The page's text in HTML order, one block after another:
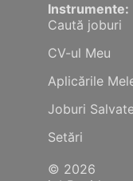
Instrumente:
Caută joburi
CV-ul Meu
Aplicările
Joburi
Setări
© 2026